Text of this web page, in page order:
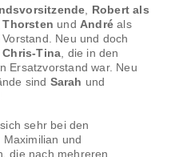
Robert als
,Thorsten und André als
Neu und doch
Chris-Tina , die in den
Ersatzvorstand war. Neu
sind Sarah und
sehr bei den
und
die nach mehreren